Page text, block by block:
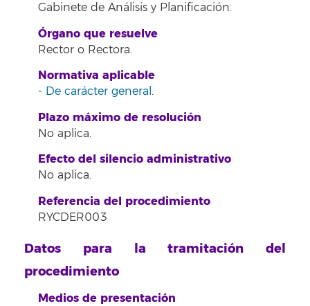
Gabinete de Análisis y Planificación.
Órgano que resuelve
Rector o Rectora.
Normativa aplicable
- De carácter general.
Plazo máximo de resolución
No aplica.
Efecto del silencio administrativo
No aplica.
Referencia del procedimiento
RYCDER003
Datos para la tramitación del
procedimiento
Medios de presentación